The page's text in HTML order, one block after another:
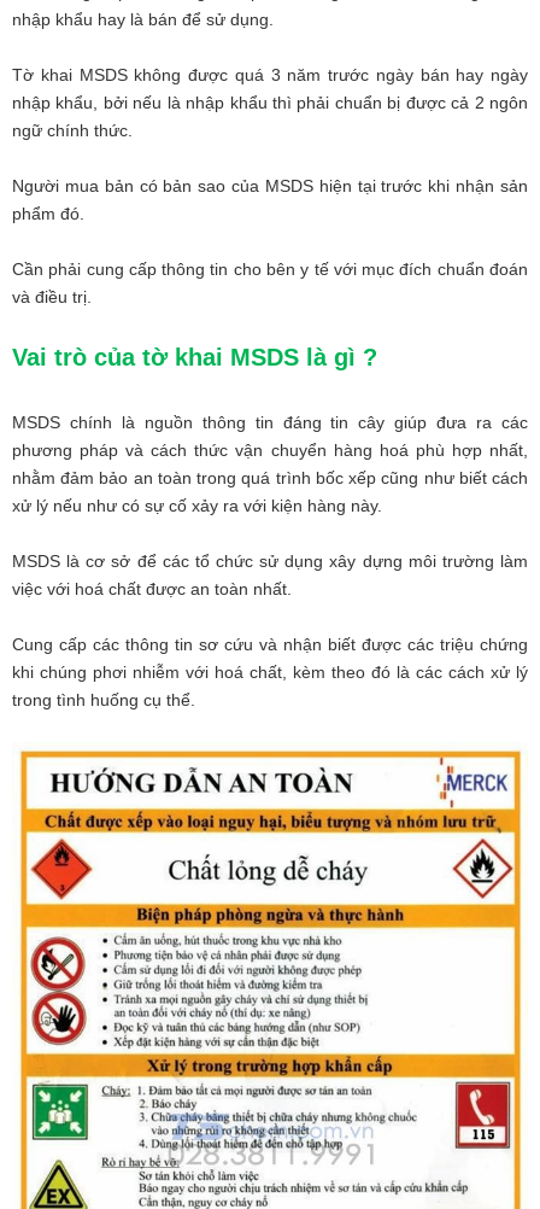
nhập khẩu hay là bán để sử dụng.
Tờ khai MSDS không được quá 3 năm trước ngày bán hay ngày
nhập khẩu, bởi nếu là nhập khẩu thì phải chuẩn bị được cả 2 ngôn
ngữ chính thức.
Người mua bản có bản sao của MSDS hiện tại trước khi nhận sản
phẩm đó.
Cần phải cung cấp thông tin cho bên y tế với mục đích chuẩn đoán
và điều trị.
Vai trò của tờ khai MSDS là gì ?
MSDS chính là nguồn thông tin đáng tin cây giúp đưa ra các
phương pháp và cách thức vận chuyển hàng hoá phù hợp nhất,
nhằm đảm bảo an toàn trong quá trình bốc xếp cũng như biết cách
xử lý nếu như có sự cố xảy ra với kiện hàng này.
MSDS là cơ sở để các tổ chức sử dụng xây dựng môi trường làm
việc với hoá chất được an toàn nhất.
Cung cấp các thông tin sơ cứu và nhận biết được các triệu chứng
khi chúng phơi nhiễm với hoá chất, kèm theo đó là các cách xử lý
trong tình huống cụ thể.